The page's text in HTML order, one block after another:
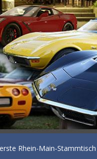
Rhein-Main-